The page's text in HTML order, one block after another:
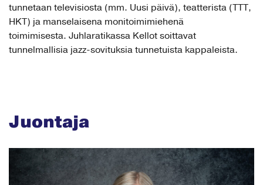
tunnetaan televisiosta (mm. Uusi päivä), teatterista (TTT,
HKT) ja manselaisena monitoimimiehenä
toimimisesta. Juhlaratikassa Kellot soittavat
tunnelmallisia jazz-sovituksia tunnetuista kappaleista.
Juontaja